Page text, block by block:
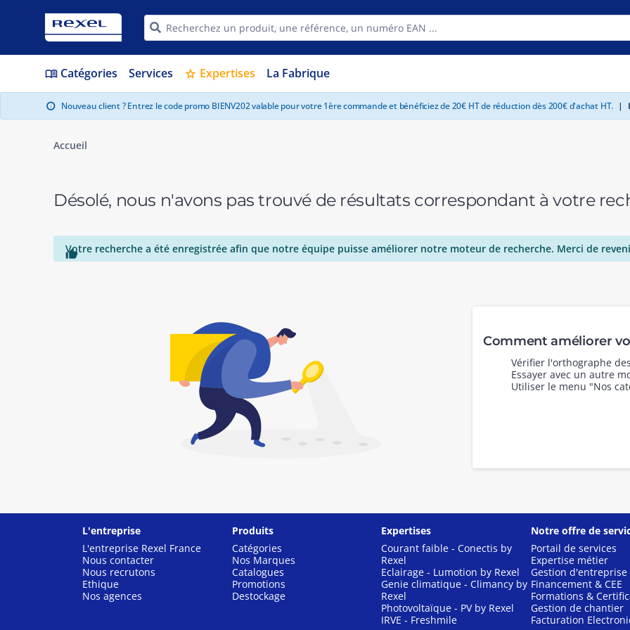
menu_book Catégories Services star Expertises La Fabrique
info Nouveau client ? Entrez le code promo BIENV202 valable pour votre 1ère commande et bénéficiez de 20€ HT de réduction dès 200€ d'achat HT. |
Accueil
Désolé, nous n'avons pas trouvé de résultats correspondant à votre

Votre recherche a été enregistrée afin que notre équipe puisse améliorer notre moteur de recherche. Merci de
Comment améliorer
Vérifier l'orthographe
Essayer avec un autre
Utiliser le menu "Nos
L'entreprise
L'entreprise Rexel France
Nous contacter
Nous recrutons
Ethique
Nos agences
Produits
Catégories
Nos Marques
Catalogues
Promotions
Destockage
Expertises
Courant faible - Conectis by
Rexel
Eclairage - Lumotion by Rexel
Genie climatique - Climancy by
Rexel
Photovoltaïque - PV by Rexel
IRVE - Freshmile
Notre offre de
Portail de services
Expertise métier
Gestion d'entreprise
Financement & CEE
Formations &
Gestion de chantier
Facturation